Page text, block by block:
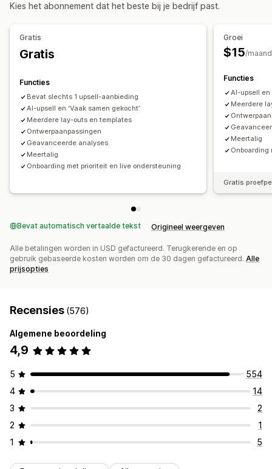
Vaak samen gekocht Gerelateerde producten
Prijzen die je kunt instellen
Kwantumkortingen
Forfaitaire kortingen Percentagekortingen
Twee voor de prijs van één Abonnementen
Bulkprijzen
Groothandelsprijzen
Aangepaste prijzen
Drag-and-drop-editor Meerdere valuta Meerdere talen
Add-ons voor producten
Vaak samen gekocht
Bundles
Volumekortingen
Staffelkortingen
Upgrade van abonnement
Analytics
Doorklikpercentages Conversiepercentages
Kies het abonnement dat het beste bij je bedrijf past.
Gratis
Gratis
Functies
Bevat slechts 1 upsell-aanbieding
AI-upsell en ‘Vaak samen gekocht’
Meerdere lay-outs en templates
Ontwerpaanpassingen
Geavanceerde analyses
Meertalig
Onboarding met prioriteit en live ondersteuning
Groei
$15/maand
Functies
AI-upsell en
Meerdere
Meertalig
Gratis
Bevat automatisch vertaalde tekst Origineel weergeven
Alle betalingen worden in USD gefactureerd. Terugkerende en op
gebruik gebaseerde kosten worden om de 30 dagen gefactureerd. Alle
prijsopties
Recensies (576)
Algemene beoordeling
4,9
5
554
4
14
3
2
2
1
1
5